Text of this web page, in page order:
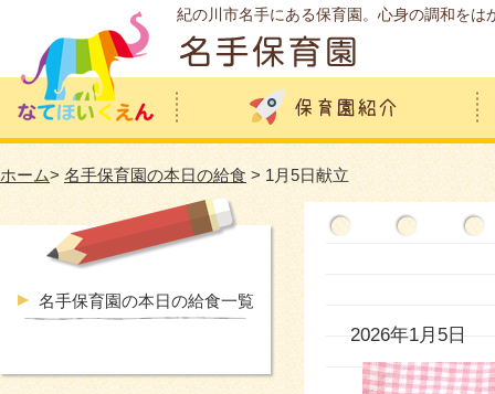
紀の川市名手にある保育園。心身の調和を
ホーム> 名手保育園の本日の給食 > 1月5日献立
2026年1月5日
名手保育園の本日の給食一覧